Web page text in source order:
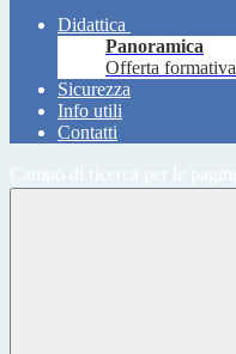
Didattica
Panoramica
Offerta formativa
Sicurezza
Info utili
Contatti